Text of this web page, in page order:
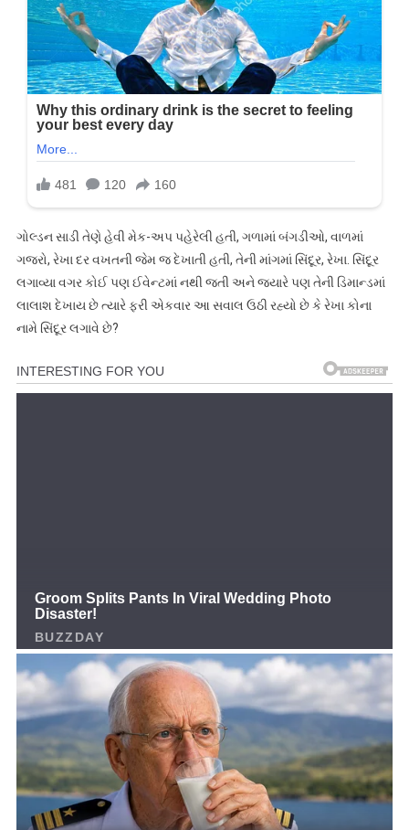
ગોલ્ડન સાડી તેણે હેવી મેક-અપ પહેરેલી હતી, ગળામાં બંગડીઓ, વાળમાં
ગજરો, રેખા દર વખતની જેમ જ દેખાતી હતી, તેની માંગમાં સિંદૂર, રેખા. સિંદૂર
લગાવ્યા વગર કોઈ પણ ઈવેન્ટમાં નથી જતી અને જ્યારે પણ તેની ડિમાન્ડમાં
લાલાશ દેખાય છે ત્યારે ફરી એકવાર આ સવાલ ઉઠી રહ્યો છે કે રેખા કોના
નામે સિંદૂર લગાવે છે?